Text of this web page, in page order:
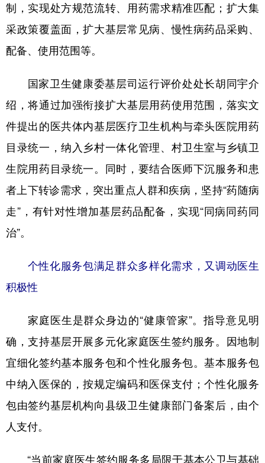
制，实现处方规范流转、用药需求精准匹配；扩大集
采政策覆盖面，扩大基层常见病、慢性病药品采购、
配备、使用范围等。
国家卫生健康委基层司运行评价处处长胡同宇介
绍，将通过加强衔接扩大基层用药使用范围，落实文
件提出的医共体内基层医疗卫生机构与牵头医院用药
目录统一，纳入乡村一体化管理、村卫生室与乡镇卫
生院用药目录统一。同时，要结合医师下沉服务和患
者上下转诊需求，突出重点人群和疾病，坚持“药随病
走”，有针对性增加基层药品配备，实现“同病同药同
治”。
个性化服务包满足群众多样化需求，又调动医生
积极性
家庭医生是群众身边的“健康管家”。指导意见明
确，支持基层开展多元化家庭医生签约服务。因地制
宜细化签约基本服务包和个性化服务包。基本服务包
中纳入医保的，按规定编码和医保支付；个性化服务
包由签约基层机构向县级卫生健康部门备案后，由个
人支付。
“当前家庭医生签约服务多局限于基本公卫与基础